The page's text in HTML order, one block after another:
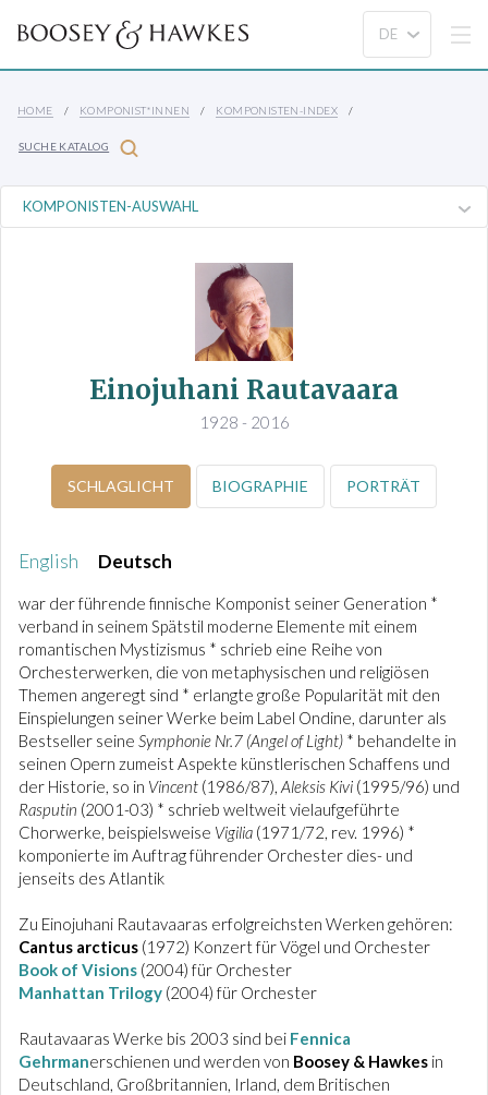
HOME KOMPONIST*INNEN KOMPONISTEN-INDEX
SUCHE KATALOG
Einojuhani Rautavaara
1928 - 2016
SCHLAGLICHT BIOGRAPHIE PORTRÄT
English Deutsch
war der führende finnische Komponist seiner Generation *
verband in seinem Spätstil moderne Elemente mit einem
romantischen Mystizismus * schrieb eine Reihe von
Orchesterwerken, die von metaphysischen und religiösen
Themen angeregt sind * erlangte große Popularität mit den
Einspielungen seiner Werke beim Label Ondine, darunter als
Bestseller seine Symphonie Nr.7 (Angel of Light) * behandelte in
seinen Opern zumeist Aspekte künstlerischen Schaffens und
der Historie, so in Vincent (1986/87), Aleksis Kivi (1995/96) und
Rasputin (2001-03) * schrieb weltweit vielaufgeführte
Chorwerke, beispielsweise Vigilia (1971/72, rev. 1996) *
komponierte im Auftrag führender Orchester dies- und
jenseits des Atlantik
Zu Einojuhani Rautavaaras erfolgreichsten Werken gehören:
Cantus arcticus (1972) Konzert für Vögel und Orchester
Book of Visions (2004) für Orchester
Manhattan Trilogy (2004) für Orchester
Rautavaaras Werke bis 2003 sind bei Fennica
Gehrmanerschienen und werden von Boosey & Hawkes in
Deutschland, Großbritannien, Irland, dem Britischen